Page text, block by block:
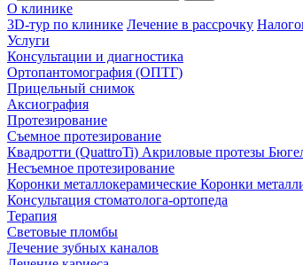
О клинике
3D-тур по клинике Лечение в рассрочку
Услуги
Консультации и диагностика
Ортопантомография (ОПТГ)
Прицельный снимок
Аксиография
Протезирование
Съемное протезирование
Квадротти (QuattroTi) Акриловые протезы
Несъемное протезирование
Коронки металлокерамические Коронки
Консультация стоматолога-ортопеда
Терапия
Световые пломбы
Лечение зубных каналов